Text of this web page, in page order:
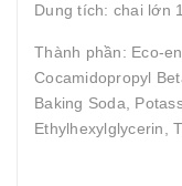
Dung tích: chai lớn
Thành phần: Eco-
Cocamidopropyl
Baking Soda,
Ethylhexylglycerin,